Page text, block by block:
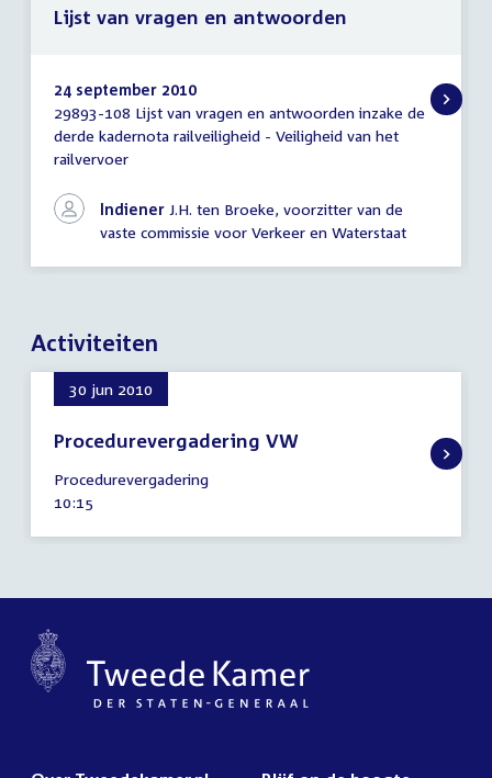
Lijst
van
vragen
antwoorden
24 september 2010
29893-108 Lijst van vragen en antwoorden inzake de
derde kadernota railveiligheid - Veiligheid van het
railvervoer
Indiener J.H. ten Broeke, voorzitter van de
vaste commissie voor Verkeer en Waterstaat
Lijst van vragen en antwoorden
Activiteiten
30 jun 2010
Procedurevergadering VW
juni
2010
Procedurevergadering
Tijd
10:15